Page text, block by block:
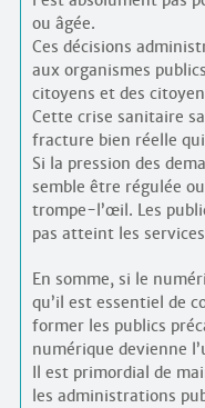
ou âgée.
Ces décisions
aux organismes
citoyens et des
Cette crise sanitaire
fracture bien réelle
Si la pression des
semble être régulée
trompe-l’œil. Les
pas atteint les
En somme, si le
qu’il est essentiel de
former les publics
numérique devienne
Il est primordial de
les administrations